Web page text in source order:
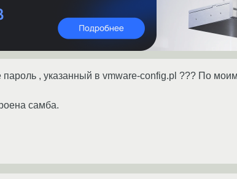
, указанный в vmware-config.pl ??? По
самба.